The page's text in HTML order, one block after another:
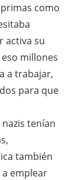
como
activa su
millones
a trabajar,
para que
tenían
también
emplear